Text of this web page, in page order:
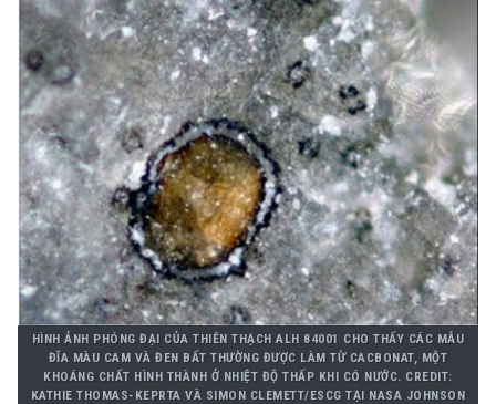
HÌNH ẢNH PHÓNG ĐẠI CỦA THIÊN THẠCH ALH 84001 CHO THẤY CÁC MẪU
ĐĨA MÀU CAM VÀ ĐEN BẤT THƯỜNG ĐƯỢC LÀM TỪ CACBONAT, MỘT
KHOÁNG CHẤT HÌNH THÀNH Ở NHIỆT ĐỘ THẤP KHI CÓ NƯỚC. CREDIT:
KATHIE THOMAS-KEPRTA VÀ SIMON CLEMETT/ESCG TẠI NASA JOHNSON